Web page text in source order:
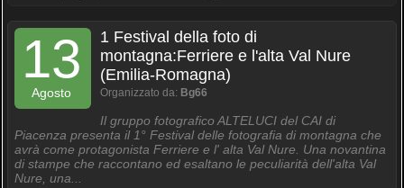
13
Agosto
1 Festival della foto di
montagna:Ferriere e l'alta Val Nure
(Emilia-Romagna)
Organizzato da: Bg66
Il gruppo fotografico ALTELUCI del CAI di
Piacenza presenta il 1° Festival delle fotografia di montagna che
avrà come protagonista Ferriere e l' alta Val Nure. Una novantina
di stampe che raccontano ed esaltano le peculiarità dell'alta Val
Nure, una...